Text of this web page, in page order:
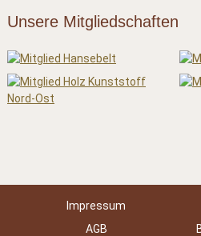
Unsere Mitgliedschaften
Impressum
AGB